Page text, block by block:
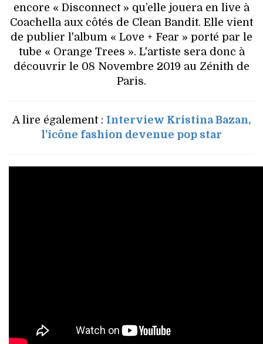
encore « Disconnect » qu’elle jouera en live à
Coachella aux côtés de Clean Bandit. Elle vient
de publier l'album « Love + Fear » porté par le
tube « Orange Trees ». L'artiste sera donc à
découvrir le 08 Novembre 2019 au Zénith de
Paris.
A lire également : Interview Kristina Bazan,
l'icône fashion devenue pop star